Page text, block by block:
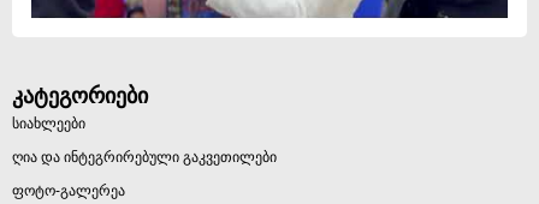
კატეგორიები
სიახლეები
ღია და ინტეგრირებული გაკვეთილები
ფოტო-გალერეა